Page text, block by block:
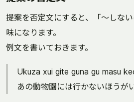
提案を否定文にすると、「〜しな
味になります。
例文を書いておきます。
Ukuza xui gite guna gu masu
あの動物園には行かないほうが